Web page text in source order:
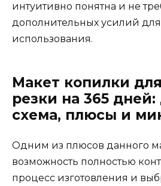
интуитивно понятна и не
дополнительных усилий
использования.
Макет копилки
резки на 365
схема, плюсы и
Одним из плюсов данного
возможность полностью
процесс изготовления и